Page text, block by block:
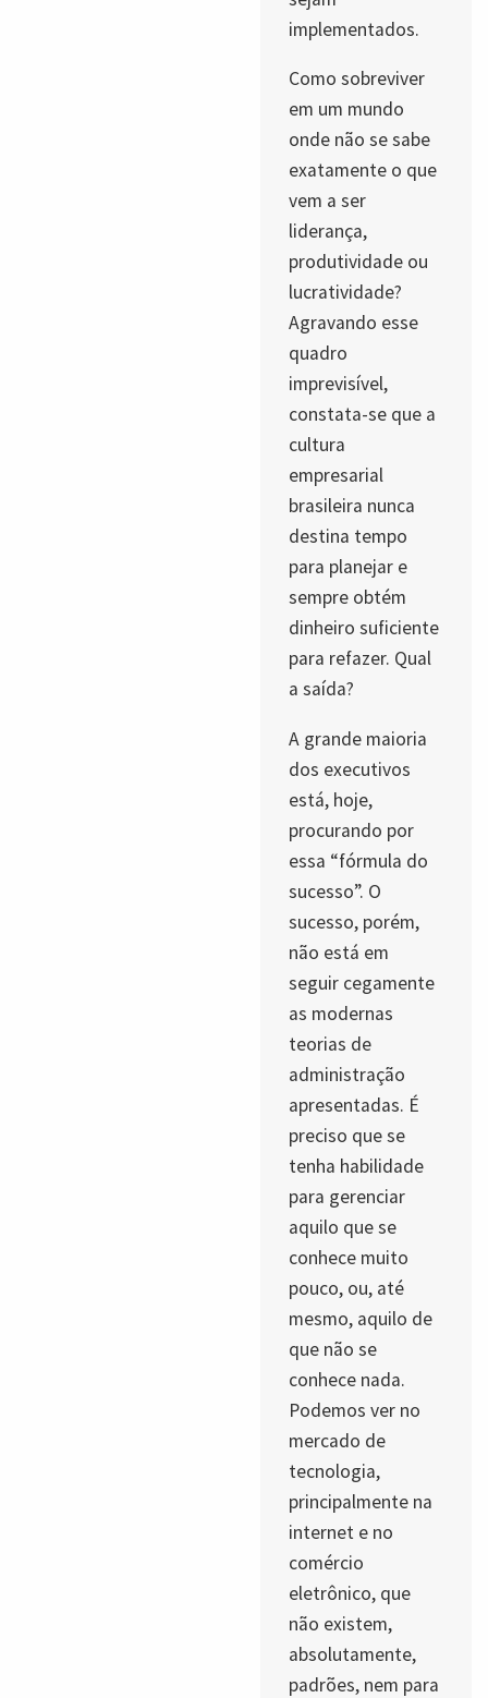
implementados.
Como sobreviver
em um mundo
onde não se sabe
exatamente o que
vem a ser
liderança,
produtividade ou
lucratividade?
Agravando esse
quadro
imprevisível,
constata-se que a
cultura
empresarial
brasileira nunca
destina tempo
para planejar e
sempre obtém
dinheiro suficiente
para refazer. Qual
a saída?
A grande maioria
dos executivos
está, hoje,
procurando por
essa “fórmula do
sucesso”. O
sucesso, porém,
não está em
seguir cegamente
as modernas
teorias de
administração
apresentadas. É
preciso que se
tenha habilidade
para gerenciar
aquilo que se
conhece muito
pouco, ou, até
mesmo, aquilo de
que não se
conhece nada.
Podemos ver no
mercado de
tecnologia,
principalmente na
internet e no
comércio
eletrônico, que
não existem,
absolutamente,
padrões, nem para